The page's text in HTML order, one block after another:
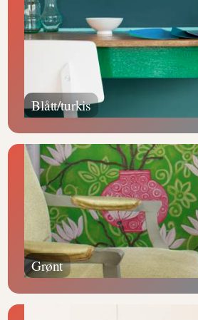
Blått/turkis
Grønt